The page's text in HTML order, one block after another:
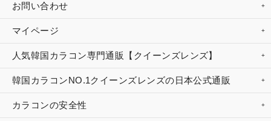
お問い合わせ
マイページ
人気韓国カラコン専門通販【クイーンズレンズ】
韓国カラコンNO.1クイーンズレンズの日本公式通販
カラコンの安全性